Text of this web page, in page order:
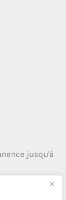
jusqu'à